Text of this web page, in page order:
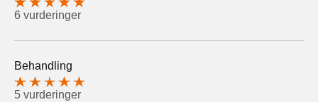
6 vurderinger
Behandling
5 vurderinger